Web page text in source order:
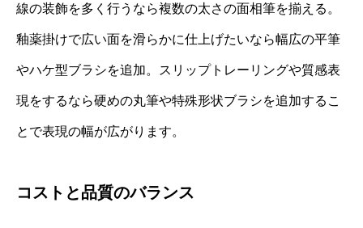
線の装飾を多く行うなら複数の太さの面相筆を揃える。
釉薬掛けで広い面を滑らかに仕上げたいなら幅広の平筆
やハケ型ブラシを追加。スリップトレーリングや質感表
現をするなら硬めの丸筆や特殊形状ブラシを追加するこ
とで表現の幅が広がります。
コストと品質のバランス